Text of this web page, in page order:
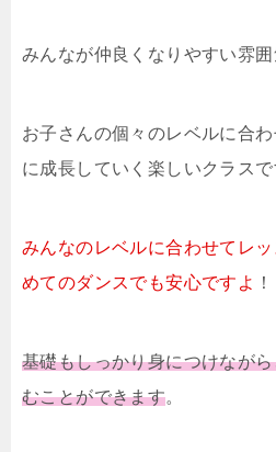
みんなが仲良くなりやすい雰囲
お子さんの個々のレベルに合
に成長していく楽しいクラスで
みんなのレベルに合わせてレ
めてのダンスでも安心ですよ ！
基礎もしっかり身につけなが
むことができます。